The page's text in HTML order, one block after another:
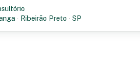
· Ribeirão Preto ·SP